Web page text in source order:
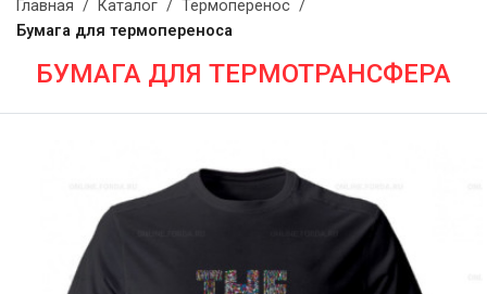
Главная / Каталог / Термоперенос /
Бумага для термопереноса
БУМАГА ДЛЯ ТЕРМОТРАНСФЕРА